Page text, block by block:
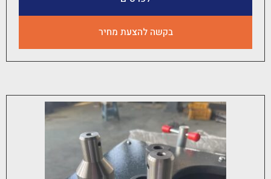
בקשה להצעת מחיר